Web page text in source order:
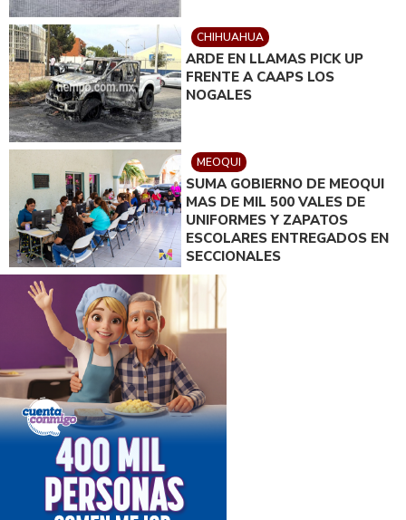
CHIHUAHUA
ARDE EN LLAMAS PICK UP
FRENTE A CAAPS LOS
NOGALES
MEOQUI
SUMA GOBIERNO DE MEOQUI
MAS DE MIL 500 VALES DE
UNIFORMES Y ZAPATOS
ESCOLARES ENTREGADOS EN
SECCIONALES